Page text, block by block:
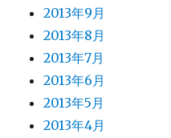
2013年9月
2013年8月
2013年7月
2013年6月
2013年5月
2013年4月